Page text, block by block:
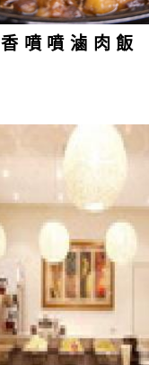
香噴噴滷肉飯